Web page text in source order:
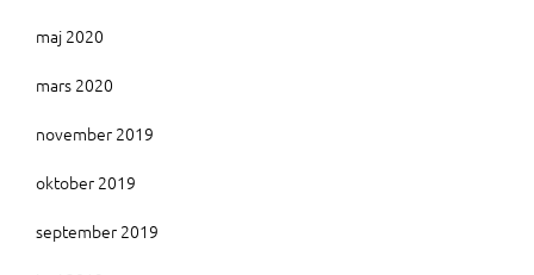
maj 2020
mars 2020
november 2019
oktober 2019
september 2019